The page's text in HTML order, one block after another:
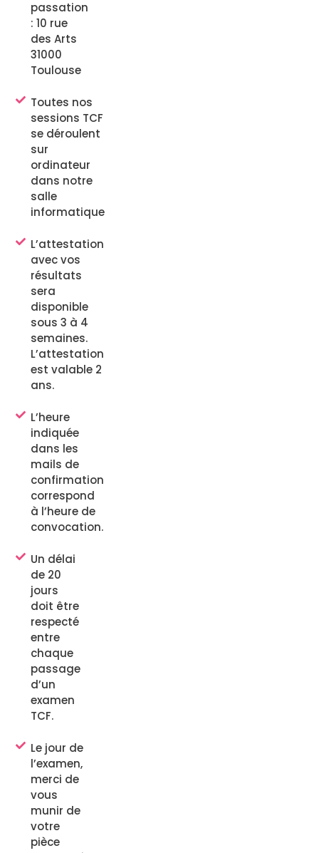
passation
: 10 rue
des Arts
31000
Toulouse
Toutes nos
sessions TCF
se déroulent
sur
ordinateur
dans notre
salle
informatique
L’attestation
avec vos
résultats
sera
disponible
sous 3 à 4
semaines.
L’attestation
est valable 2
ans.
L’heure
indiquée
dans les
mails de
confirmation
correspond
à l’heure de
convocation.
Un délai
de 20
jours
doit être
respecté
entre
chaque
passage
d’un
examen
TCF.
Le jour de
l’examen,
merci de
vous
munir de
votre
pièce